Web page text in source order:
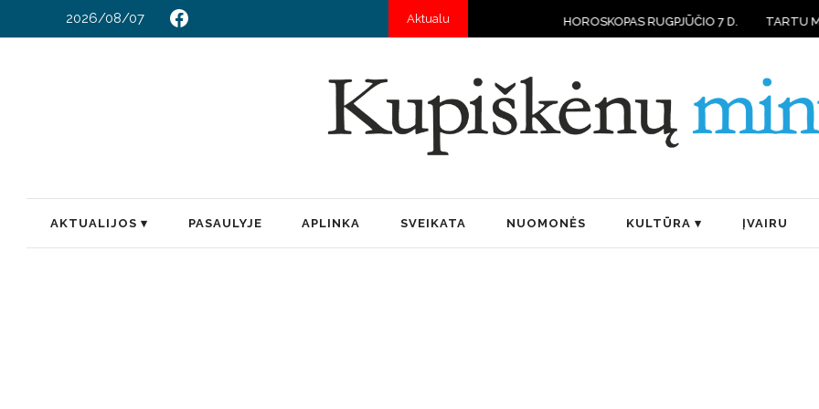
2026/08/07 Aktualu HOROSKOPAS RUGPJŪČIO 7 D. TARTU MOKYKLOSE
AKTUALIJOS PASAULYJE APLINKA SVEIKATA NUOMONĖS KULTŪRA ĮVAIRU